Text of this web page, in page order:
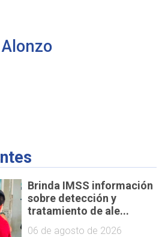
Brinda IMSS información
sobre detección y
tratamiento de ale...
06 de agosto de 2026